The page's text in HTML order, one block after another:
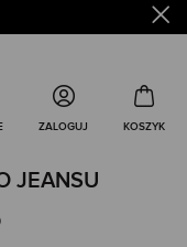
ZALOGUJ
JEANSU